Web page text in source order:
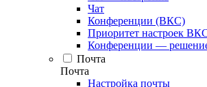
Чат
Конференции (ВКС)
Приоритет настроек
Конференции —
Почта
Почта
Настройка почты